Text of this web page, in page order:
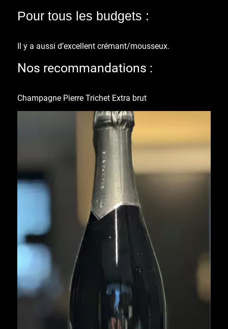
Pour tous les budgets :
Il y a aussi d’excellent crémant/mousseux.
Nos recommandations :
Champagne Pierre Trichet Extra brut